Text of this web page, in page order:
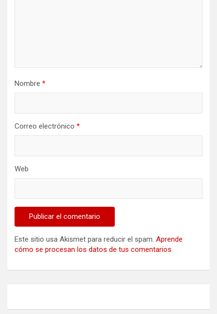
Nombre *
Correo electrónico *
Web
Este sitio usa Akismet para reducir el spam. Aprende
cómo se procesan los datos de tus comentarios.